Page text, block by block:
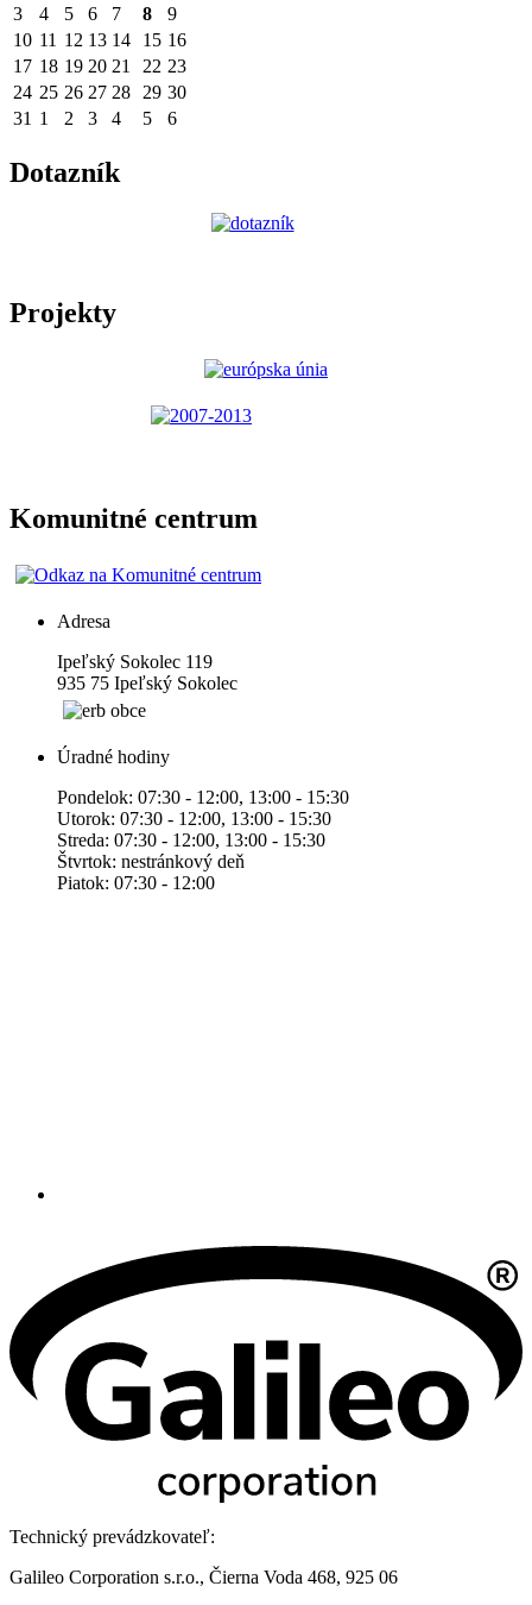
3
4 5 6 7 8
9
10 11 12 13 14 15 16
17 18 19 20 21 22 23
24 25 26 27 28 29 30
31 1 2 3 4 5 6
Dotazník
Projekty
Komunitné centrum
Adresa
Ipeľský Sokolec 119
935 75 Ipeľský Sokolec
Úradné hodiny
Pondelok: 07:30 - 12:00, 13:00 - 15:30
Utorok: 07:30 - 12:00, 13:00 - 15:30
Streda: 07:30 - 12:00, 13:00 - 15:30
Štvrtok: nestránkový deň
Piatok: 07:30 - 12:00
Technický prevádzkovateľ:
Galileo Corporation s.r.o., Čierna Voda 468, 925 06